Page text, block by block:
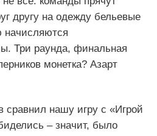
другу на одежду бельевые
начисляются
Три раунда, финальная
монетка? Азарт
сравнил нашу игру с «Игрой
– значит, было